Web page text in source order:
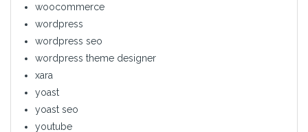
woocommerce
wordpress
wordpress seo
wordpress theme designer
xara
yoast
yoast seo
youtube